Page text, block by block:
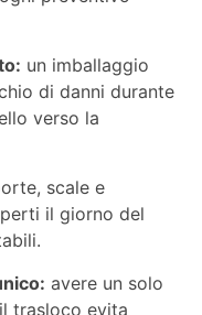
un imballaggio
di danni durante
verso la
scale e
il giorno del
avere un solo
trasloco evita